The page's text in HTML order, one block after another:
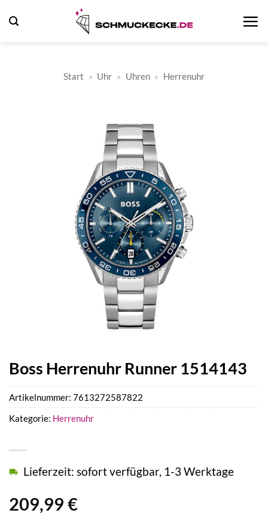
Inhalt
Start » Uhr » Uhren » Herrenuhr
Boss Herrenuhr Runner 1514143
209,99 €
Lieferzeit: sofort verfügbar, 1-3 Werktage
Artikelnummer: 7613272587822
Kategorie: Herrenuhr